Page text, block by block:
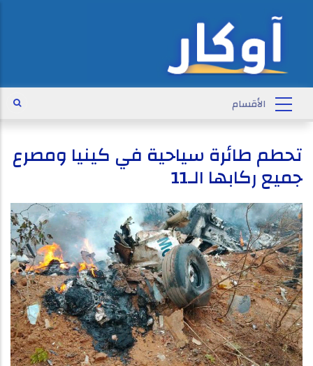
تحطم طائرة سياحية في كينيا ومصرع
جميع ركابها الـ11